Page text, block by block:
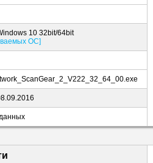
10 32bit/64bit
ОС]